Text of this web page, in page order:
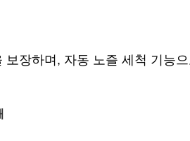
장하며, 자동 노즐 세척 기능